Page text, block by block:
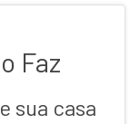
Faz
sua casa